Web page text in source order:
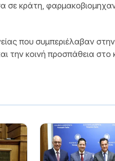
σε κράτη,
που συμπεριέλαβαν
κοινή προσπάθεια στο